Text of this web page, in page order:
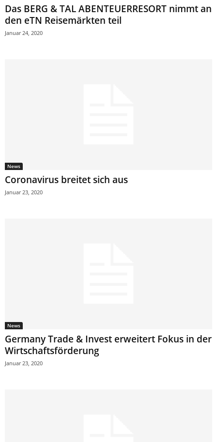
Das BERG & TAL ABENTEUERRESORT nimmt an
den eTN Reisemärkten teil
Januar 24, 2020
News
Coronavirus breitet sich aus
Januar 23, 2020
News
Germany Trade & Invest erweitert Fokus in der
Wirtschaftsförderung
Januar 23, 2020